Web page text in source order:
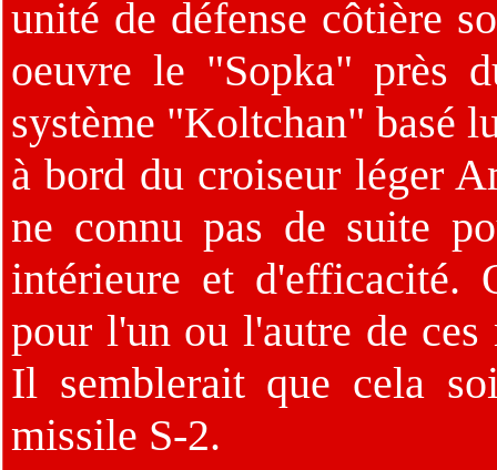
unité de défense côtière
oeuvre le "Sopka" près
système "Koltchan" basé
à bord du croiseur léger
ne connu pas de suite
intérieure et d'efficacité.
pour l'un ou l'autre de
Il semblerait que cela
missile S-2.